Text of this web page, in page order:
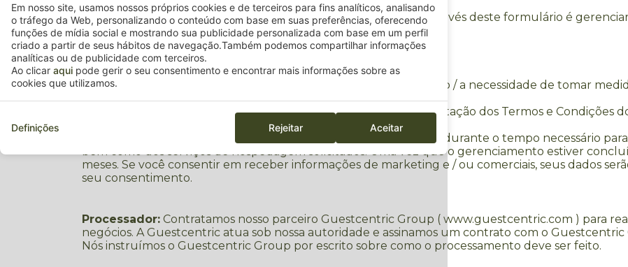
Objetivo:O objetivo do processamento dos dados fornecidos através deste formulário é
responder às perguntas / solicitações feitas.
Base Jurídica:
Ou a necessidade de executar o nosso contrato com você, usuário / a necessidade de tomar
contrato.
Ou o consentimento de você, o usuário, marcando a caixa de aceitação dos Termos e Condições
dados pessoais é parte integrante.
Duração: Armazenaremos os dados fornecidos por você, usuário, durante o tempo necessário
bem como dos serviços de hospedagem solicitados. Uma vez que o gerenciamento estiver
meses. Se você consentir em receber informações de marketing e / ou comerciais, seus dados
seu consentimento.
Processador: Contratamos nosso parceiro Guestcentric Group ( www.guestcentric.com ) para
negócios. A Guestcentric atua sob nossa autoridade e assinamos um contrato com o
Nós instruímos o Guestcentric Group por escrito sobre como o processamento deve ser feito.
Em nosso site, usamos nossos próprios cookies e de terceiros para fins analíticos, analisando
o tráfego da Web, personalizando o conteúdo com base em suas preferências, oferecendo
funções de mídia social e mostrando sua publicidade personalizada com base em um perfil
criado a partir de seus hábitos de navegação.Também podemos compartilhar informações
analíticas ou de publicidade com terceiros.
Ao clicar aqui pode gerir o seu consentimento e encontrar mais informações sobre as
cookies que utilizamos.
Definições Rejeitar Aceitar